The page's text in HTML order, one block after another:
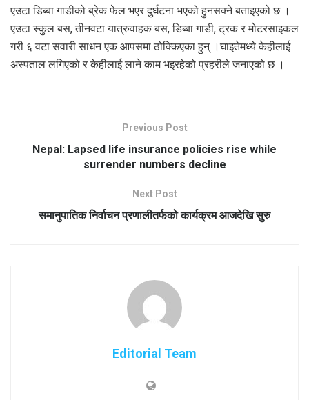
एउटा डिब्बा गाडीको ब्रेक फेल भएर दुर्घटना भएको हुनसक्ने बताइएको छ ।
एउटा स्कुल बस, तीनवटा यात्रुवाहक बस, डिब्बा गाडी, ट्रक र मोटरसाइकल
गरी ६ वटा सवारी साधन एक आपसमा ठोक्किएका हुन् ।घाइतेमध्ये केहीलाई
अस्पताल लगिएको र केहीलाई लाने काम भइरहेको प्रहरीले जनाएको छ ।
Previous Post
Nepal: Lapsed life insurance policies rise while
surrender numbers decline
Next Post
समानुपातिक निर्वाचन प्रणालीतर्फको कार्यक्रम आजदेखि सुरु
Editorial Team